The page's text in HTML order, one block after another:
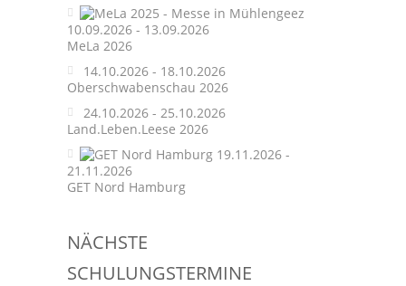
10.09.2026 - 13.09.2026
MeLa 2026
14.10.2026 - 18.10.2026
Oberschwabenschau 2026
24.10.2026 - 25.10.2026
Land.Leben.Leese 2026
19.11.2026 -
21.11.2026
GET Nord Hamburg
NÄCHSTE
SCHULUNGSTERMINE